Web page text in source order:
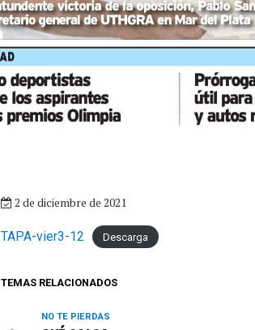
2 de diciembre de 2021
TAPA-vier3-12 Descarga
TEMAS RELACIONADOS
NO TE PIERDAS